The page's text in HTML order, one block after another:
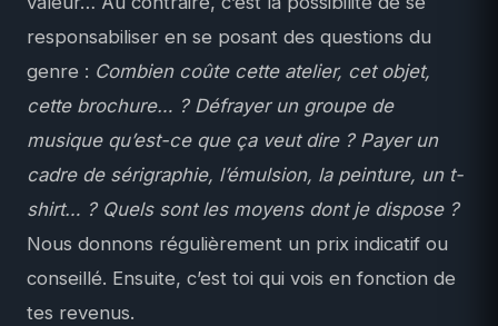
responsabiliser en se posant des questions du
genre : Combien coûte cette atelier, cet objet,
cette brochure… ? Défrayer un groupe de
musique qu’est-ce que ça veut dire ? Payer un
cadre de sérigraphie, l’émulsion, la peinture, un t-
shirt… ? Quels sont les moyens dont je dispose ?
Nous donnons régulièrement un prix indicatif ou
conseillé. Ensuite, c’est toi qui vois en fonction de
tes revenus.